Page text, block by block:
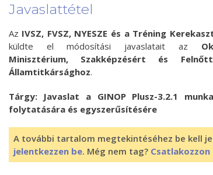
Javaslattétel
Az IVSZ, FVSZ, NYESZE és a Tréning
küldte el módosítási javaslatait az
Minisztérium, Szakképzésért és
Államtitkársághoz.
Tárgy: Javaslat a GINOP Plusz-3.2.1
folytatására és egyszerűsítésére
A további tartalom megtekintéséhez be kell
jelentkezzen be. Még nem tag? Csatlakozzon